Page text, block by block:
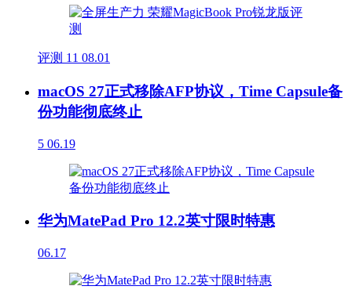
评测 11 08.01
macOS 27正式移除AFP协议，Time Capsule备
份功能彻底终止
5 06.19
华为MatePad Pro 12.2英寸限时特惠
06.17